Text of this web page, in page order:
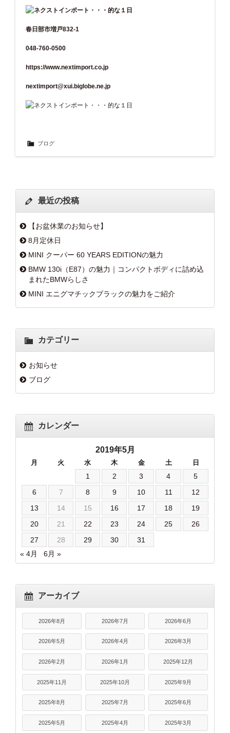
春日部市増戸832-1
048-760-0500
https://www.nextimport.co.jp
nextimport@xui.biglobe.ne.jp
ブログ
最近の投稿
【お盆休業のお知らせ】
8月定休日
MINI クーパー 60 YEARS EDITIONの魅力
BMW 130i（E87）の魅力｜コンパクトボディに詰め込
まれたBMWらしさ
MINI エニグマチックブラックの魅力をご紹介
カテゴリー
お知らせ
ブログ
カレンダー
2019年5月
月 火 水 木 金 土 日
1 2 3 4
5
6
7 8 9 10 11
12
13
14 15 16 17 18
19
20
21 22 23 24 25
26
27
28 29 30
31
« 4月
6月 »
アーカイブ
2026年8月 2026年7月 2026年6月
2026年5月 2026年4月 2026年3月
2026年2月 2026年1月 2025年12月
2025年11月 2025年10月 2025年9月
2025年8月 2025年7月 2025年6月
2025年5月 2025年4月 2025年3月